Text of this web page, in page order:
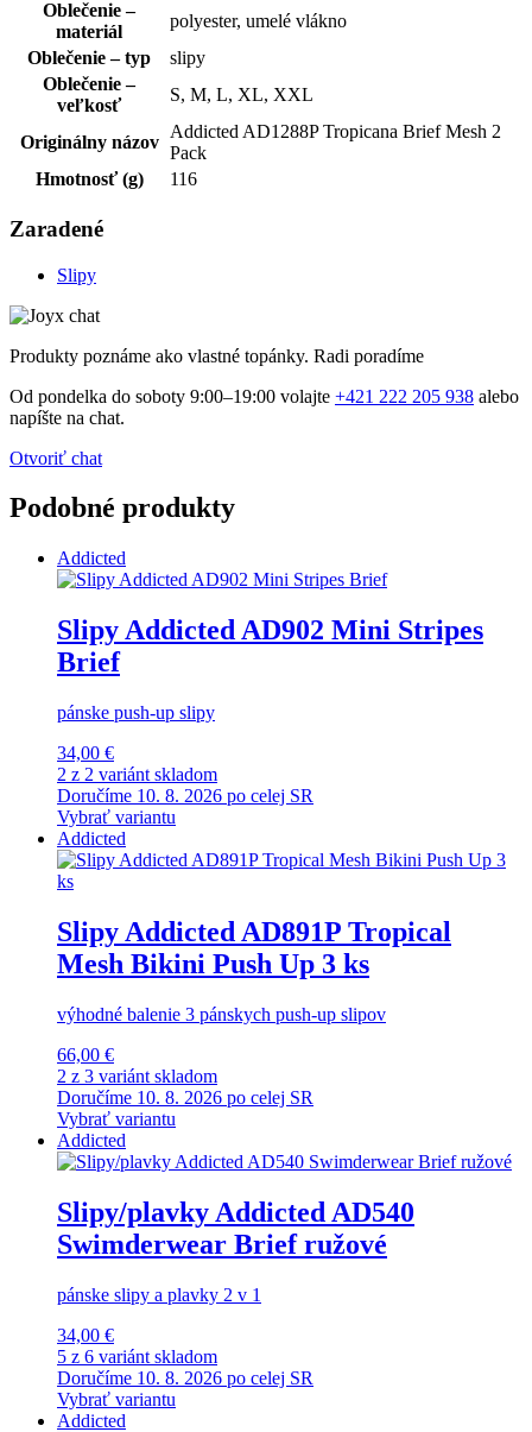
Oblečenie –
materiál
polyester, umelé vlákno
Oblečenie – typ
slipy
Oblečenie –
veľkosť
S, M, L, XL, XXL
Originálny názov
Addicted AD1288P Tropicana Brief Mesh 2
Pack
Hmotnosť (g)
116
Zaradené
Slipy
Produkty poznáme ako vlastné topánky. Radi poradíme
Od pondelka do soboty 9:00–19:00 volajte +421 222 205 938 alebo
napíšte na chat.
Otvoriť chat
Podobné produkty
Addicted
Slipy Addicted AD902 Mini Stripes
Brief
pánske push-up slipy
34,00 €
2 z 2 variánt skladom
Doručíme 10. 8. 2026 po celej SR
Vybrať variantu
Addicted
Slipy Addicted AD891P Tropical
Mesh Bikini Push Up 3 ks
výhodné balenie 3 pánskych push-up slipov
66,00 €
2 z 3 variánt skladom
Doručíme 10. 8. 2026 po celej SR
Vybrať variantu
Addicted
Slipy/plavky Addicted AD540
Swimderwear Brief ružové
pánske slipy a plavky 2 v 1
34,00 €
5 z 6 variánt skladom
Doručíme 10. 8. 2026 po celej SR
Vybrať variantu
Addicted